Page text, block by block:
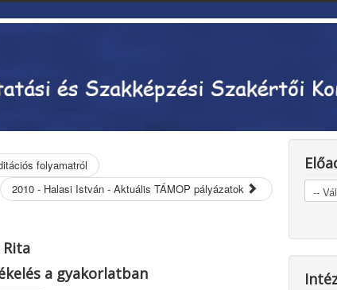
folyamatról
2010 - Halasi István - Aktuális TÁMOP pályázatok
a gyakorlatban